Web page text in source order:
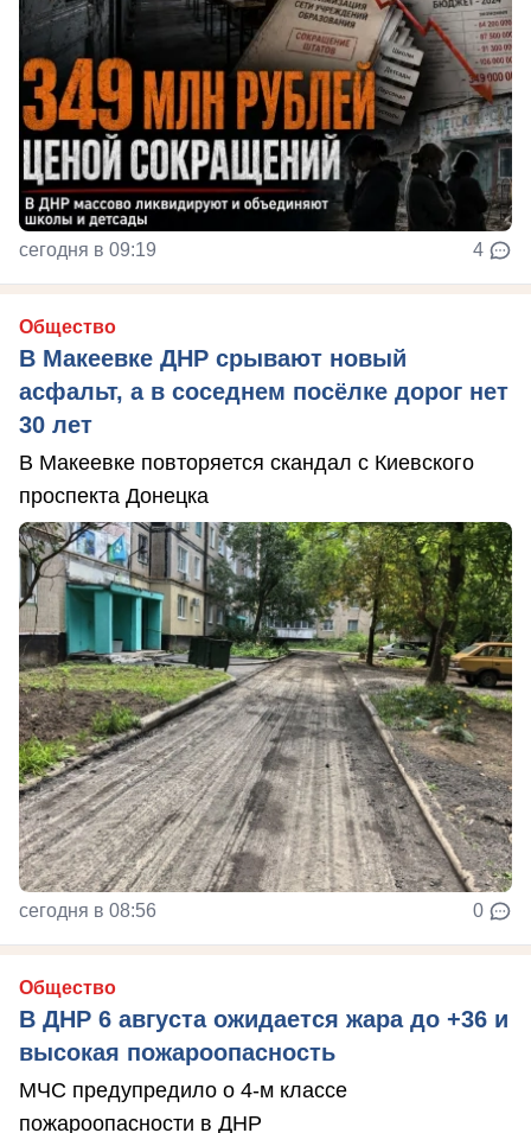
сегодня в 09:19 4
Общество
В Макеевке ДНР срывают новый
асфальт, а в соседнем посёлке дорог нет
30 лет
В Макеевке повторяется скандал с Киевского
проспекта Донецка
сегодня в 08:56 0
Общество
В ДНР 6 августа ожидается жара до +36 и
высокая пожароопасность
МЧС предупредило о 4-м классе
пожароопасности в ДНР